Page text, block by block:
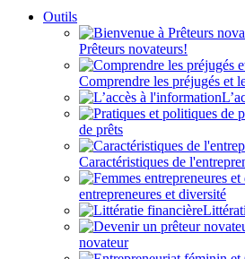
Outils
Prêteurs novateurs!
Comprendre les préjugés et
de prêts
Caractéristiques de
entrepreneures et diversité
novateur